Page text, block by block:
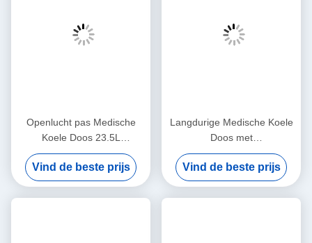
Openlucht pas Medische
Koele Doos 23.5L
Draagbaar voor
Rotomolded-Ijsdoos aan
Vind de beste prijs
Langdurige Medische Koele
Doos met
Vacuümisolatiemateriaal
voor Medische
Vaccinvervoer
Vind de beste prijs